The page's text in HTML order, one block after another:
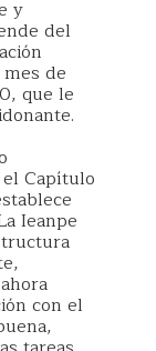
y
del
de
que le
Capítulo
Ieanpe
con el